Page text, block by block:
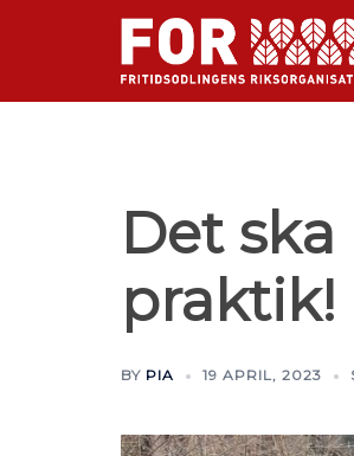
Det
praktik!
BY PIA 19 APRIL, 2023